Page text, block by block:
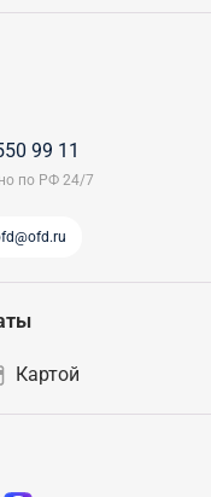
99 11
Картой